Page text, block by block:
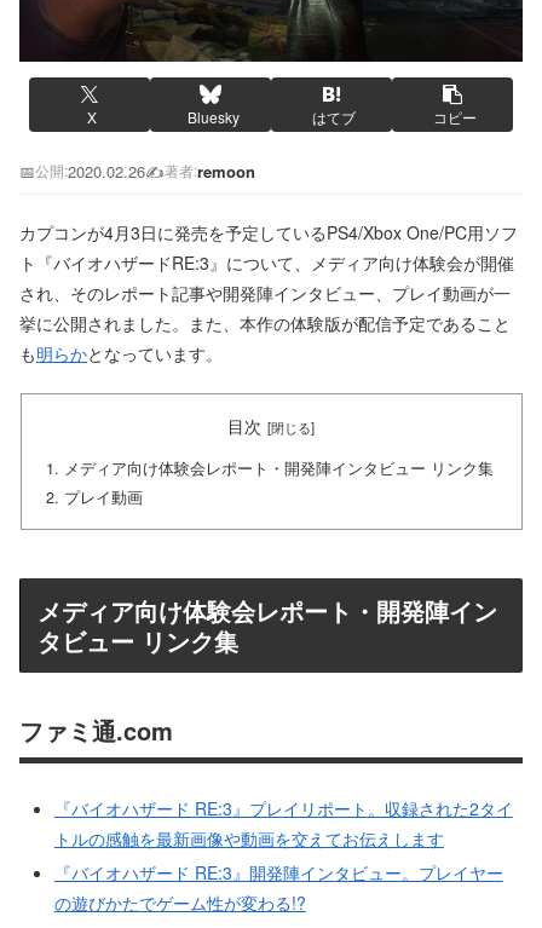
X Bluesky はてブ コピー
📅公開:2020.02.26✍️著者:remoon
カプコンが4月3日に発売を予定しているPS4/Xbox One/PC用ソフ
ト『バイオハザードRE:3』について、メディア向け体験会が開催
され、そのレポート記事や開発陣インタビュー、プレイ動画が一
挙に公開されました。また、本作の体験版が配信予定であること
も明らかとなっています。
目次
メディア向け体験会レポート・開発陣インタビュー リンク集
プレイ動画
メディア向け体験会レポート・開発陣イン
タビュー リンク集
ファミ通.com
『バイオハザード RE:3』プレイリポート。収録された2タイ
トルの感触を最新画像や動画を交えてお伝えします
『バイオハザード RE:3』開発陣インタビュー。プレイヤー
の遊びかたでゲーム性が変わる!?